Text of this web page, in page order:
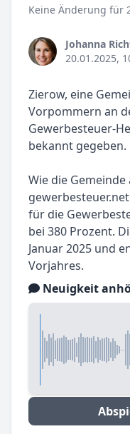
Keine Änderung für
Johanna
20.01.2025,
Zierow, eine
Vorpommern an
Gewerbesteuer-
bekannt gegeben.
Wie die
für die
bei 380 Prozent.
Januar 2025 und
Vorjahres.
Neuigkeit